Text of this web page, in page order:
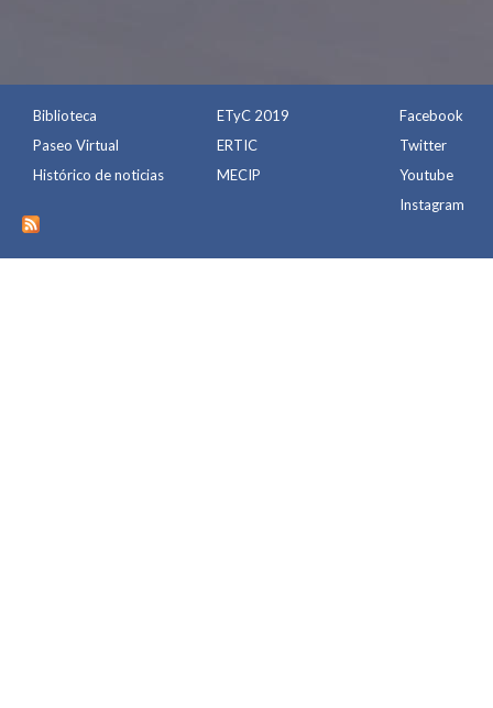
Biblioteca
Paseo Virtual
Histórico de noticias
ETyC 2019
ERTIC
MECIP
Facebook
Twitter
Youtube
Instagram